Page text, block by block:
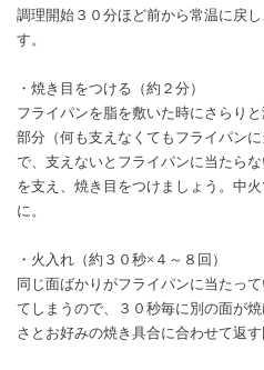
調理開始３０分ほど前から常温に戻
す。
・焼き目をつける（約２分）
フライパンを脂を敷いた時にさらり
部分（何も支えなくてもフライパン
で、支えないとフライパンに当たら
を支え、焼き目をつけましょう。中
に。
・火入れ（約３０秒×４～８回）
同じ面ばかりがフライパンに当たっ
てしまうので、３０秒毎に別の面が
さとお好みの焼き具合に合わせて返す